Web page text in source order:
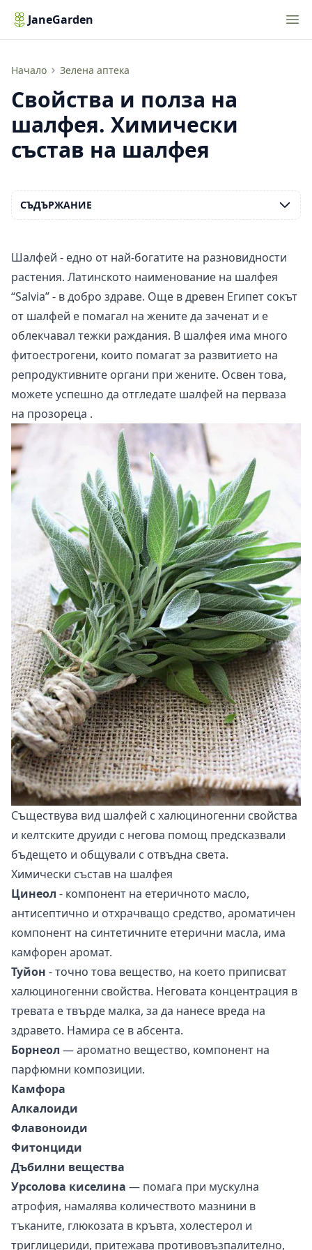
JaneGarden
Начало Зелена аптека
Свойства и полза на шалфея. Химически състав на шалфея
Свойства и полза на
шалфея. Химически
състав на шалфея
Шалфей - едно от най-богатите на разновидности
растения. Латинското наименование на шалфея
“Salvia” - в добро здраве. Още в древен Египет сокът
от шалфей е помагал на жените да заченат и е
облекчавал тежки раждания. В шалфея има много
фитоестрогени, които помагат за развитието на
репродуктивните органи при жените. Освен това,
можете успешно да отгледате шалфей на перваза
на прозореца .
Съществува вид шалфей с халюциногенни свойства
и келтските друиди с негова помощ предсказвали
бъдещето и общували с отвъдна света.
Химически състав на шалфея
Цинеол - компонент на етеричното масло,
антисептично и отхрачващо средство, ароматичен
компонент на синтетичните етерични масла, има
камфорен аромат.
Туйон - точно това вещество, на което приписват
халюциногенни свойства. Неговата концентрация в
тревата е твърде малка, за да нанесе вреда на
здравето. Намира се в абсента.
Борнеол — ароматно вещество, компонент на
парфюмни композиции.
Камфора
Алкалоиди
Флавоноиди
Фитонциди
Дъбилни вещества
Урсолова киселина — помага при мускулна
атрофия, намалява количеството мазнини в
тъканите, глюкозата в кръвта, холестерол и
триглицериди, притежава противовъзпалително,
СЪДЪРЖАНИЕ